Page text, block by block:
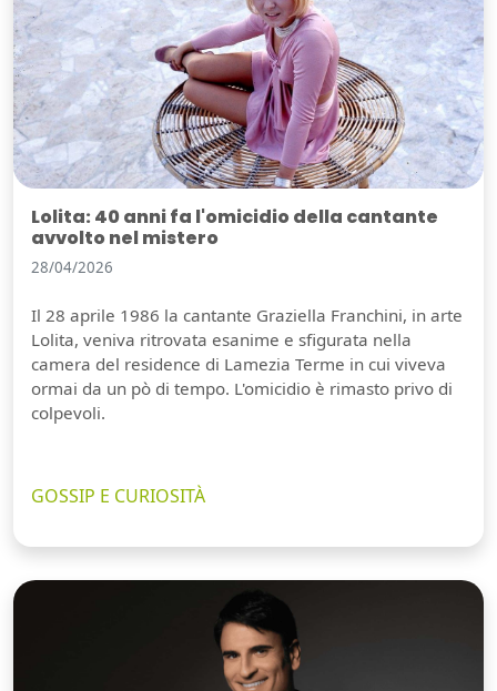
Lolita: 40 anni fa l'omicidio della cantante
avvolto nel mistero
28/04/2026
Il 28 aprile 1986 la cantante Graziella Franchini, in arte
Lolita, veniva ritrovata esanime e sfigurata nella
camera del residence di Lamezia Terme in cui viveva
ormai da un pò di tempo. L'omicidio è rimasto privo di
colpevoli.
GOSSIP E CURIOSITÀ